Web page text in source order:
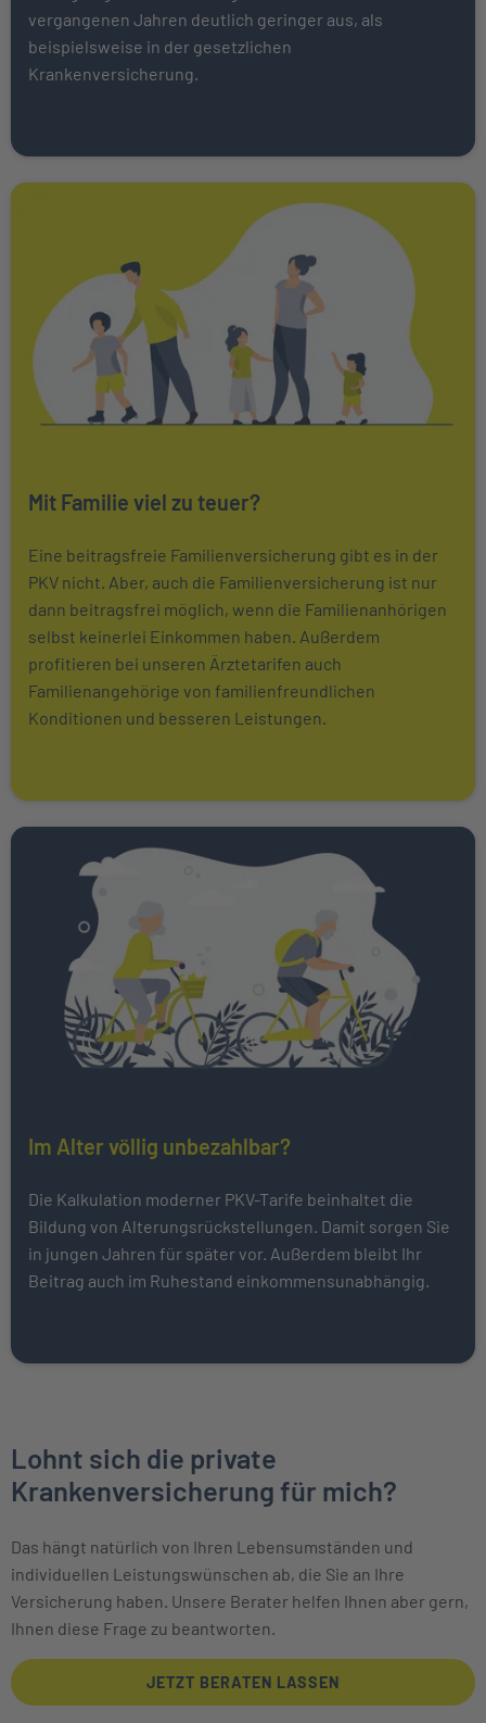
vergangenen Jahren deutlich geringer aus, als
beispielsweise in der gesetzlichen
Krankenversicherung.
Mit Familie viel zu teuer?
Eine beitragsfreie Familienversicherung gibt es in der
PKV nicht. Aber, auch die Familienversicherung ist nur
dann beitragsfrei möglich, wenn die Familienanhörigen
selbst keinerlei Einkommen haben. Außerdem
profitieren bei unseren Ärztetarifen auch
Familienangehörige von familienfreundlichen
Konditionen und besseren Leistungen.
Im Alter völlig unbezahlbar?
Die Kalkulation moderner PKV-Tarife beinhaltet die
Bildung von Alterungsrückstellungen. Damit sorgen Sie
in jungen Jahren für später vor. Außerdem bleibt Ihr
Beitrag auch im Ruhestand einkommensunabhängig.
Lohnt sich die private
Krankenversicherung für mich?
Das hängt natürlich von Ihren Lebens­umständen und
individuellen Leistungs­wünschen ab, die Sie an Ihre
Versicherung haben. Unsere Berater helfen Ihnen aber gern,
Ihnen diese Frage zu beantworten.
JETZT BERATEN LASSEN